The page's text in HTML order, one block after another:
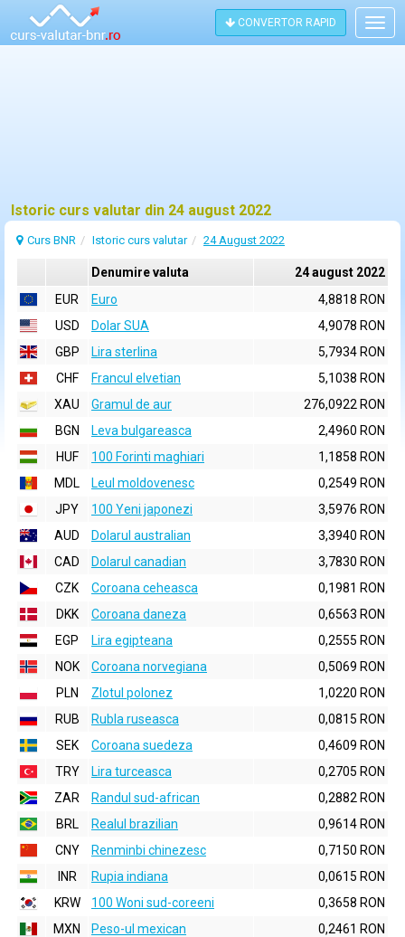
CONVERTOR RAPID
Istoric curs valutar din 24 august 2022
Curs BNR Istoric curs valutar 24 August 2022
Denumire valuta
24 august 2022
EUR
Euro
4,8818 RON
USD
Dolar SUA
4,9078 RON
GBP
Lira sterlina
5,7934 RON
CHF
Francul elvetian
5,1038 RON
XAU
Gramul de aur
276,0922 RON
BGN
Leva bulgareasca
2,4960 RON
HUF
100 Forinti maghiari
1,1858 RON
MDL
Leul moldovenesc
0,2549 RON
JPY
100 Yeni japonezi
3,5976 RON
AUD
Dolarul australian
3,3940 RON
CAD
Dolarul canadian
3,7830 RON
CZK
Coroana ceheasca
0,1981 RON
DKK
Coroana daneza
0,6563 RON
EGP
Lira egipteana
0,2555 RON
NOK
Coroana norvegiana
0,5069 RON
PLN
Zlotul polonez
1,0220 RON
RUB
Rubla ruseasca
0,0815 RON
SEK
Coroana suedeza
0,4609 RON
TRY
Lira turceasca
0,2705 RON
ZAR
Randul sud-african
0,2882 RON
BRL
Realul brazilian
0,9614 RON
CNY
Renminbi chinezesc
0,7150 RON
INR
Rupia indiana
0,0615 RON
KRW
100 Woni sud-coreeni
0,3658 RON
MXN
Peso-ul mexican
0,2461 RON